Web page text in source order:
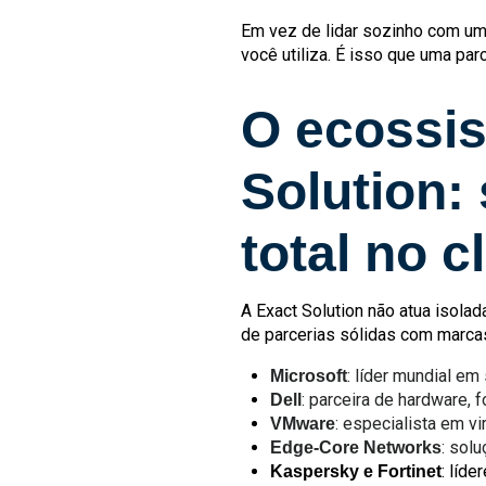
Em vez de lidar sozinho com
você utiliza. É isso que uma
O
Solution:
total no
A Exact Solution não atua
de parcerias sólidas com
Microsoft: líder mundial
Dell: parceira de hardware,
VMware: especialista em
Edge-Core Networks:
Kaspersky e Fortinet: